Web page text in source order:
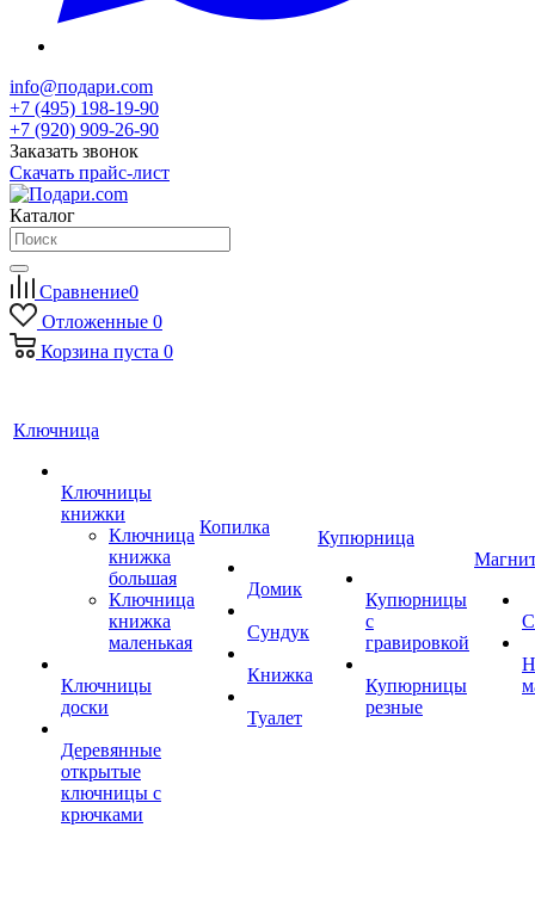
info@подари.com
+7 (495) 198-19-90
+7 (920) 909-26-90
Заказать звонок
Скачать прайс-лист
Каталог
Сравнение0
Отложенные 0
Корзина пуста 0
Ключница
Ключницы
книжки
Ключница
книжка
большая
Ключница
книжка
маленькая
Ключницы
доски
Деревянные
открытые
ключницы с
крючками
Копилка
Домик
Сундук
Книжка
Туалет
Купюрница
Купюрницы
с
гравировкой
Купюрницы
резные